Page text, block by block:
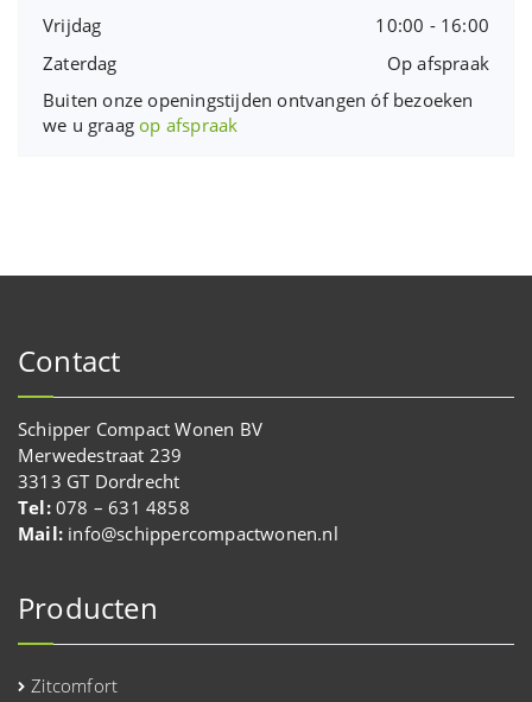
Vrijdag
10:00 - 16:00
Zaterdag
Op afspraak
Buiten onze openingstijden ontvangen óf bezoeken
we u graagop afspraak
Contact
Schipper Compact Wonen BV
Merwedestraat 239
3313 GT Dordrecht
Tel:078 – 631 4858
Mail: info@schippercompactwonen.nl
Producten
Zitcomfort